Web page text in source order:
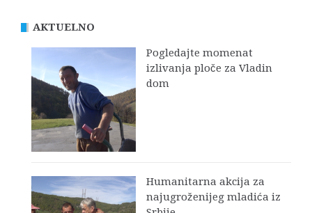
AKTUELNO
Pogledajte momenat
izlivanja ploče za Vladin
dom
Humanitarna akcija za
najugroženijeg mladića iz